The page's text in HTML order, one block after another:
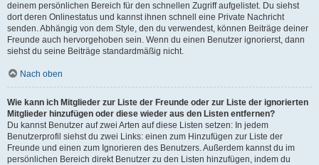
deinem persönlichen Bereich für den schnellen Zugriff aufgelistet. Du siehst
dort deren Onlinestatus und kannst ihnen schnell eine Private Nachricht
senden. Abhängig von dem Style, den du verwendest, können Beiträge deiner
Freunde auch hervorgehoben sein. Wenn du einen Benutzer ignorierst, dann
siehst du seine Beiträge standardmäßig nicht.
Nach oben
Wie kann ich Mitglieder zur Liste der Freunde oder zur Liste der ignorierten
Mitglieder hinzufügen oder diese wieder aus den Listen entfernen?
Du kannst Benutzer auf zwei Arten auf diese Listen setzen: In jedem
Benutzerprofil siehst du zwei Links: einen zum Hinzufügen zur Liste der
Freunde und einen zum Ignorieren des Benutzers. Außerdem kannst du im
persönlichen Bereich direkt Benutzer zu den Listen hinzufügen, indem du